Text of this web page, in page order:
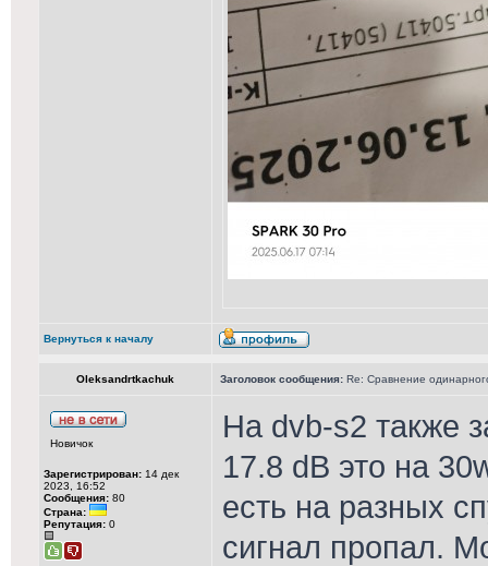
Вернуться к началу
Oleksandrtkachuk Заголовок сообщения: Re: Сравнение
Новичок
Зарегистрирован: 14 дек
2023, 16:52
Сообщения: 80
Страна:
Репутация: 0
На dvb-s2 также
17.8 dB это на
есть на разных
сигнал пропал.